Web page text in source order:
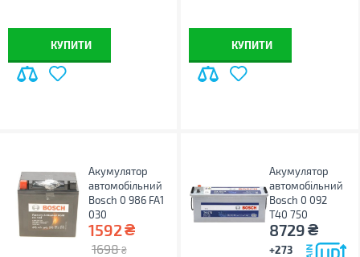
КУПИТИ КУПИТИ
Акумулятор
автомобільний
Bosch 0 986 FA1
030
1592₴
1698 ₴
Акумулятор
автомобільний
Bosch 0 092
T40 750
8729₴
+273